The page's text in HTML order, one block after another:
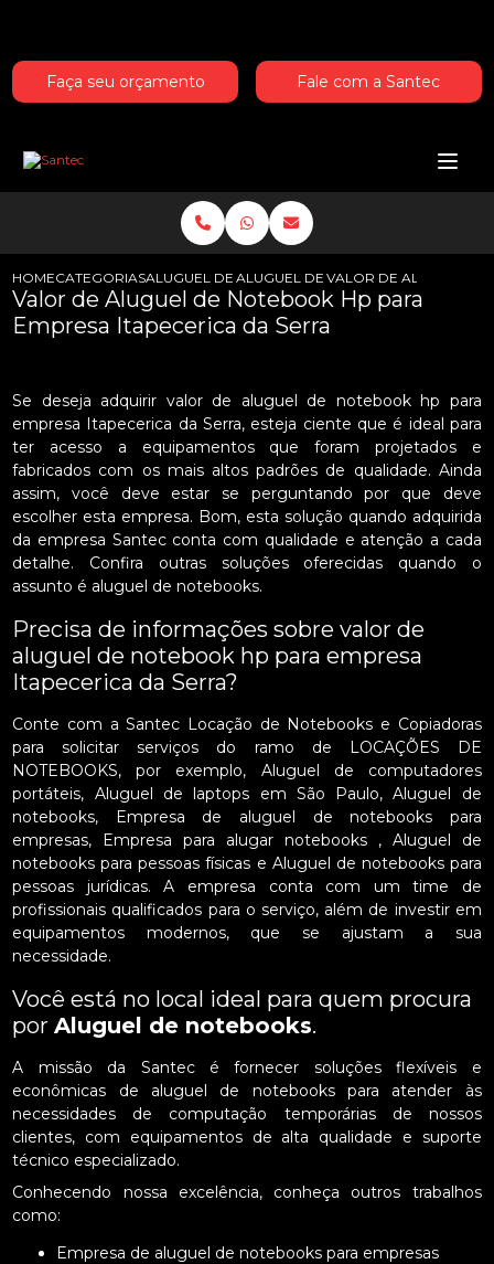
Faça seu orçamento Fale com a Santec
HOMECATEGORIASALUGUEL DE NOTEBOOKS HP
ALUGUEL DE NOTEBOOK HP PARA
VALOR DE ALUGUEL
Valor de Aluguel de Notebook Hp para
Empresa Itapecerica da Serra
Se deseja adquirir valor de aluguel de notebook hp para
empresa Itapecerica da Serra, esteja ciente que é ideal para
ter acesso a equipamentos que foram projetados e
fabricados com os mais altos padrões de qualidade. Ainda
assim, você deve estar se perguntando por que deve
escolher esta empresa. Bom, esta solução quando adquirida
da empresa Santec conta com qualidade e atenção a cada
detalhe. Confira outras soluções oferecidas quando o
assunto é aluguel de notebooks.
Precisa de informações sobre valor de
aluguel de notebook hp para empresa
Itapecerica da Serra?
Conte com a Santec Locação de Notebooks e Copiadoras
para solicitar serviços do ramo de LOCAÇÕES DE
NOTEBOOKS, por exemplo, Aluguel de computadores
portáteis, Aluguel de laptops em São Paulo, Aluguel de
notebooks, Empresa de aluguel de notebooks para
empresas, Empresa para alugar notebooks , Aluguel de
notebooks para pessoas físicas e Aluguel de notebooks para
pessoas jurídicas. A empresa conta com um time de
profissionais qualificados para o serviço, além de investir em
equipamentos modernos, que se ajustam a sua
necessidade.
Você está no local ideal para quem procura
porAluguel de notebooks.
A missão da Santec é fornecer soluções flexíveis e
econômicas de aluguel de notebooks para atender às
necessidades de computação temporárias de nossos
clientes, com equipamentos de alta qualidade e suporte
técnico especializado.
Conhecendo nossa excelência, conheça outros trabalhos
como:
Empresa de aluguel de notebooks para empresas